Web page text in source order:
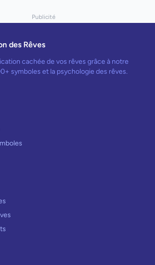
Publicité
des Rêves
cachée de vos rêves grâce à notre
symboles et la psychologie des rêves.